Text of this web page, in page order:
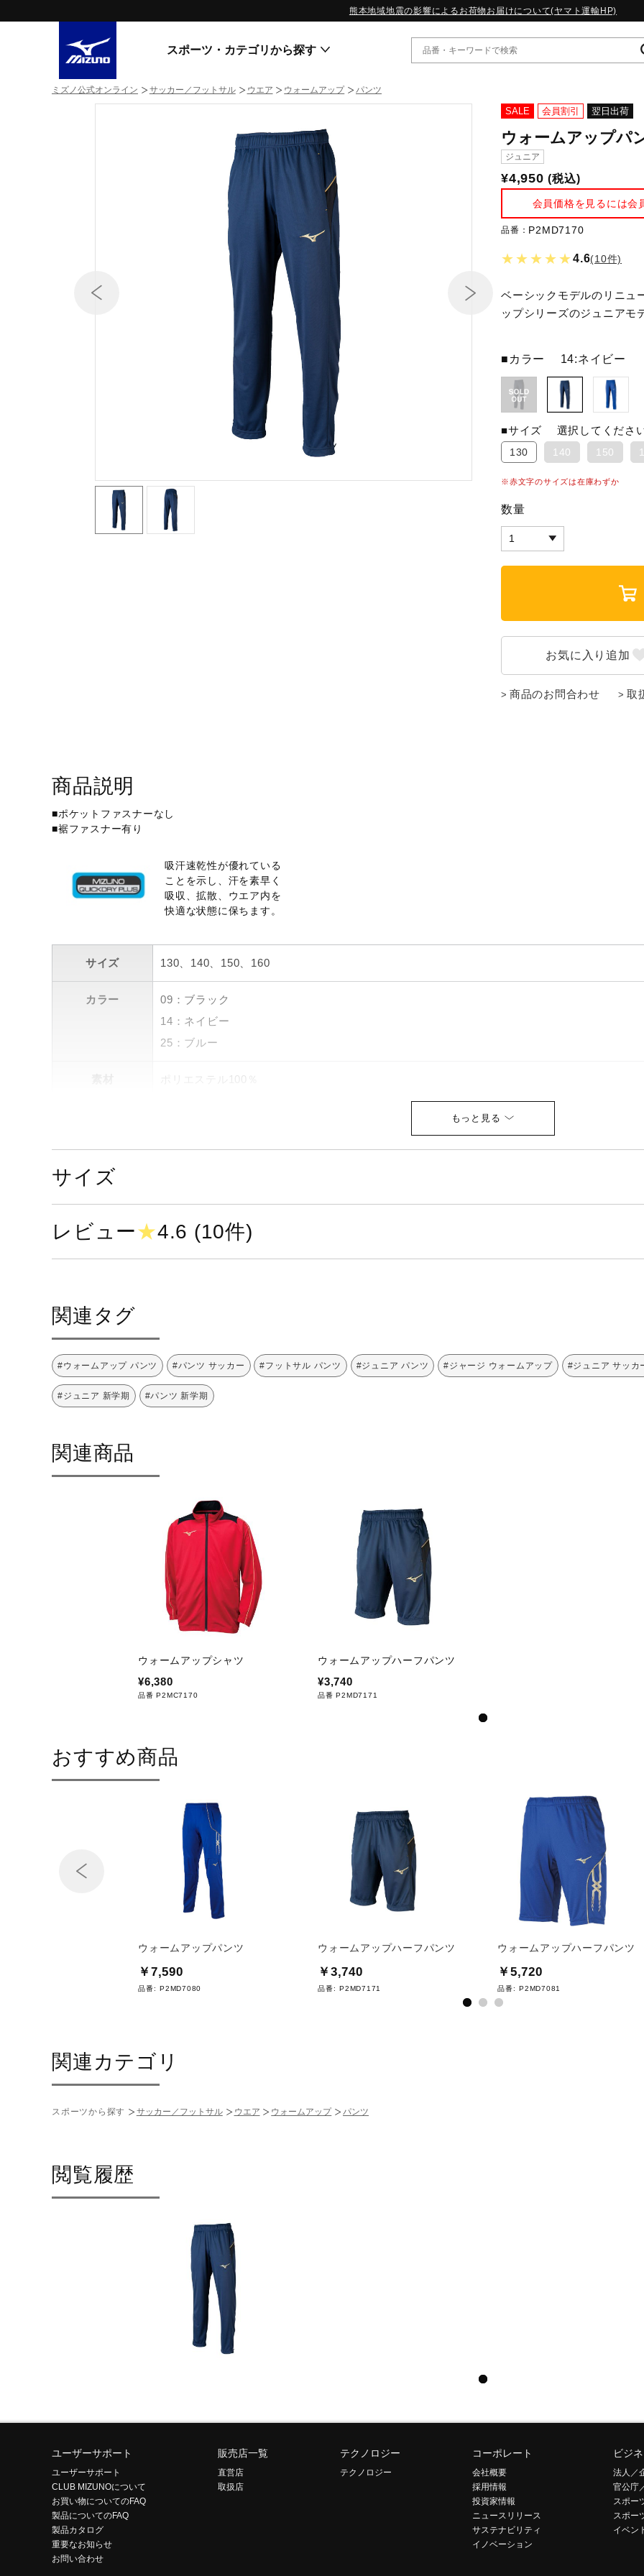
熊本地域地震の影響によるお荷物お届けについて(ヤマト運輸HP)
スポーツ・カテゴリから探す
スニーカー
ウィンタースポーツ
コラボ／ライセンス
その他
すべてのシリーズ
WAVE PROPHECY
MORELIA LS
WAVE RIDER
ゴアテックス
コラボレーション
その他シリーズ
WP STRAP 2｜特集
マーガレット・ハウエル｜特集
KICKS & ECHO｜特集
スニーカー商品をすべて見る
ミズノ公式オンライン サッカー／フットサル ウエア ウォームアップ パンツ
SALE 会員割引 翌日出荷
ウォームアップパ
ジュニア
¥4,950 (税込)
会員価格を見るには会
品番： P2MD7170
★★★★★4.6(10件)
ベーシックモデルのリニュ
ップシリーズのジュニアモ
■カラー 14:ネイビー
■サイズ 選択してくださ
130 140 150
※赤文字のサイズは在庫わずか
数量
商品のお問合わせ 取
商品説明
■ポケットファスナーなし
■裾ファスナー有り
吸汗速乾性が優れている
ことを示し、汗を素早く
吸収、拡散、ウエア内を
快適な状態に保ちます。
サイズ 130、140、150、160
カラー
09：ブラック
14：ネイビー
25：ブルー
ポリエステル100％
サイズ
レビュー★4.6 (10件)
関連タグ
#ウォームアップ パンツ #パンツ サッカー #フットサル パンツ #ジュニア パンツ #ジャージ ウォームアップ #ジュニア サッカ
#ジュニア 新学期 #パンツ 新学期
関連商品
ウォームアップシャツ
¥6,380
品番 P2MC7170
ウォームアップハーフパンツ
¥3,740
品番 P2MD7171
おすすめ商品
ウォームアップパンツ
￥7,590
品番: P2MD7080
ウォームアップハーフパンツ
￥3,740
品番: P2MD7171
ウォームアップハーフパンツ
￥5,720
品番: P2MD7081
関連カテゴリ
スポーツから探す サッカー／フットサル ウエア ウォームアップ パンツ
閲覧履歴
ユーザーサポート
ユーザーサポート
CLUB MIZUNOについて
お買い物についてのFAQ
製品についてのFAQ
製品カタログ
重要なお知らせ
お問い合わせ
販売店一覧
直営店
取扱店
テクノロジー
テクノロジー
コーポレート
会社概要
採用情報
投資家情報
ニュースリリース
サステナビリティ
イノベーション
ビジ
法人／
官公庁
スポー
スポー
イベン